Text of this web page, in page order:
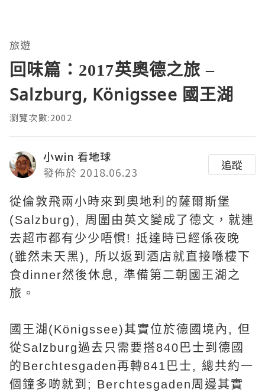
旅遊
回味篇：2017英奧德之旅 –
Salzburg, Königssee 國王湖
瀏覽次數:2002
小win 看地球
發佈於 2018.06.23
追蹤
從倫敦飛兩小時來到奧地利的薩爾斯堡
(Salzburg), 周圍由英文變成了德文，就連
去超市都有少少唔慣! 抵達時已經係夜晚
(雖然未天黑), 所以返到酒店就直接喺樓下
食dinner然後休息, 準備第二朝國王湖之
旅。
國王湖(Königssee)其實位於德國境內, 但
從Salzburg過去只需要搭840巴士到德國
的Berchtesgaden再轉841巴士, 總共約一
個鐘多啲就到; Berchtesgaden周邊其實